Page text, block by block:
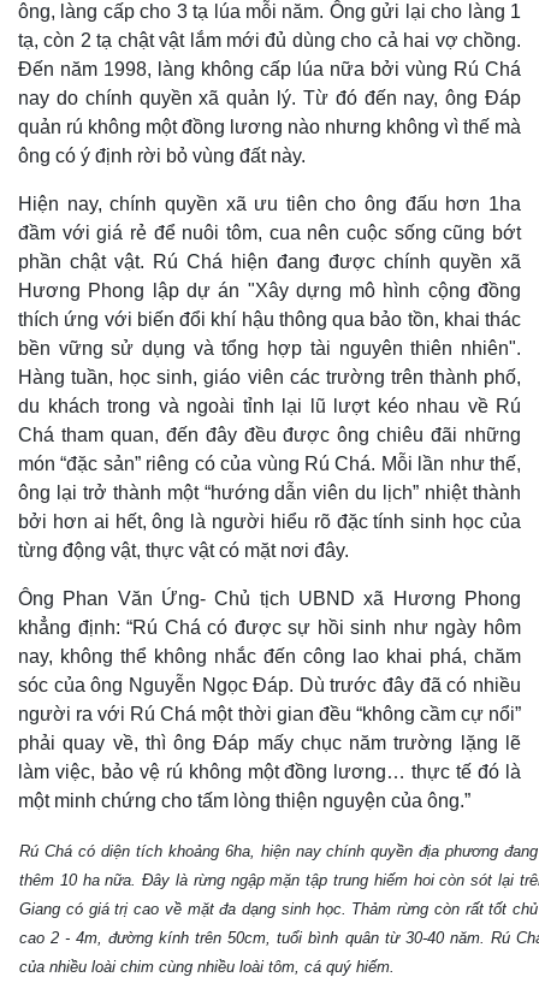
Thông tin doanh nghiệp
Doanh nghiệp 24h
Doanh nhân
Vì cộng đồng
Sành điệu
Tin Công nghệ
Trải nghiệm
Chuyển đổi số
Sức khỏe
Dinh dưỡng - món ngon
Cây thuốc
Sản phụ khoa
Đời sống
Nhà đẹp
Blog
Tình yêu - Gia đình
ông, làng cấp cho 3 tạ lúa mỗi năm. Ông gửi lại cho làng 1
tạ, còn 2 tạ chật vật lắm mới đủ dùng cho cả hai vợ chồng.
Đến năm 1998, làng không cấp lúa nữa bởi vùng Rú Chá
nay do chính quyền xã quản lý. Từ đó đến nay, ông Đáp
quản rú không một đồng lương nào nhưng không vì thế mà
ông có ý định rời bỏ vùng đất này.
Hiện nay, chính quyền xã ưu tiên cho ông đấu hơn 1ha
đầm với giá rẻ để nuôi tôm, cua nên cuộc sống cũng bớt
phần chật vật. Rú Chá hiện đang được chính quyền xã
Hương Phong lập dự án "Xây dựng mô hình cộng đồng
thích ứng với biến đổi khí hậu thông qua bảo tồn, khai thác
bền vững sử dụng và tổng hợp tài nguyên thiên nhiên".
Hàng tuần, học sinh, giáo viên các trường trên thành phố,
du khách trong và ngoài tỉnh lại lũ lượt kéo nhau về Rú
Chá tham quan, đến đây đều được ông chiêu đãi những
món “đặc sản” riêng có của vùng Rú Chá. Mỗi lần như thế,
ông lại trở thành một “hướng dẫn viên du lịch” nhiệt thành
bởi hơn ai hết, ông là người hiểu rõ đặc tính sinh học của
từng động vật, thực vật có mặt nơi đây.
Ông Phan Văn Ứng- Chủ tịch UBND xã Hương Phong
khẳng định: “Rú Chá có được sự hồi sinh như ngày hôm
nay, không thể không nhắc đến công lao khai phá, chăm
sóc của ông Nguyễn Ngọc Đáp. Dù trước đây đã có nhiều
người ra với Rú Chá một thời gian đều “không cầm cự nổi”
phải quay về, thì ông Đáp mấy chục năm trường lặng lẽ
làm việc, bảo vệ rú không một đồng lương… thực tế đó là
một minh chứng cho tấm lòng thiện nguyện của ông.”
Rú Chá có diện tích khoảng 6ha, hiện nay chính quyền địa phương
thêm 10 ha nữa. Đây là rừng ngập mặn tập trung hiếm hoi còn sót lại
Giang có giá trị cao về mặt đa dạng sinh học. Thảm rừng còn rất tốt
cao 2 - 4m, đường kính trên 50cm, tuổi bình quân từ 30-40 năm. Rú
của nhiều loài chim cùng nhiều loài tôm, cá quý hiếm.